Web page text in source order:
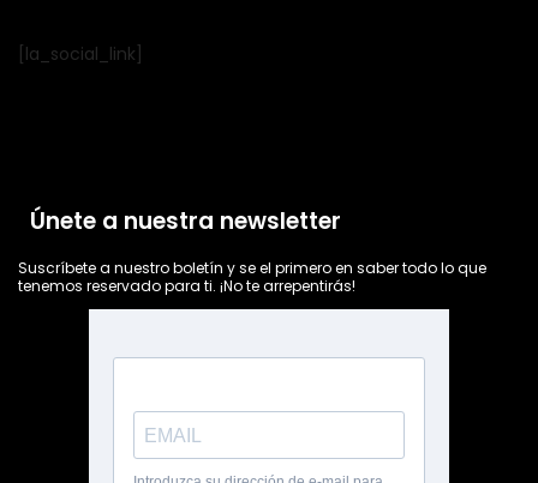
[la_social_link]
Únete a nuestra newsletter
Suscríbete a nuestro boletín y se el primero en saber todo lo que
tenemos reservado para ti. ¡No te arrepentirás!